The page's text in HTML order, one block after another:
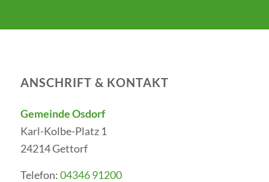
ANSCHRIFT & KONTAKT
Gemeinde Osdorf
Karl-Kolbe-Platz 1
24214 Gettorf
Telefon:04346 91200